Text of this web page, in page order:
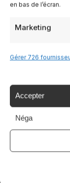
en bas de l’écran.
Marketing
Gérer 726
Accepter
Néga
Blog
Promo
Hotel per Regione